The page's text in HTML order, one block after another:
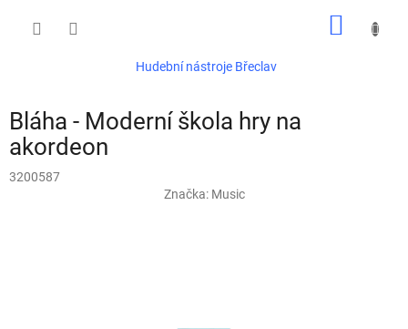
Hudební nástroje Břeclav
Bláha - Moderní škola hry na
akordeon
3200587
Značka: Music